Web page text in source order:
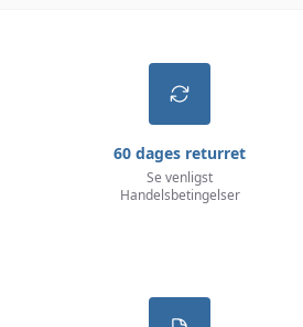
60 dages returret
Se venligst
Handelsbetingelser